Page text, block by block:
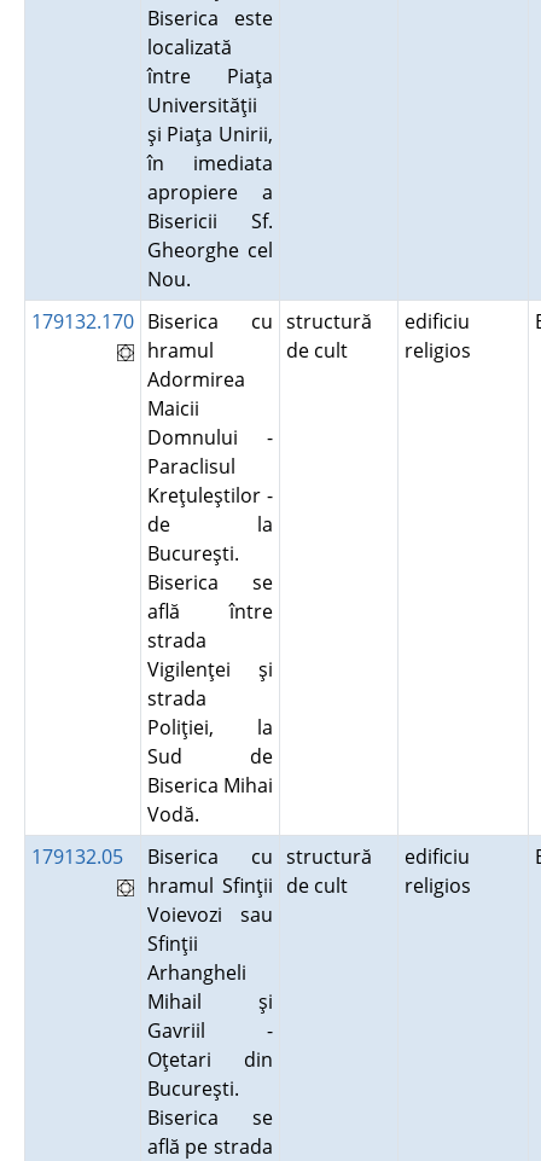
Biserica este
localizată
între Piaţa
Universităţii
şi Piaţa Unirii,
în imediata
apropiere a
Bisericii Sf.
Gheorghe cel
Nou.
179132.170 Biserica cu
hramul
Adormirea
Maicii
Domnului -
Paraclisul
Kreţuleştilor -
de la
Bucureşti.
Biserica se
află între
strada
Vigilenţei şi
strada
Poliţiei, la
Sud de
Biserica Mihai
Vodă.
structură
de cult
edificiu
religios
179132.05
Biserica cu
hramul Sfinţii
Voievozi sau
Sfinţii
Arhangheli
Mihail şi
Gavriil -
Oţetari din
Bucureşti.
Biserica se
află pe strada
structură
de cult
edificiu
religios